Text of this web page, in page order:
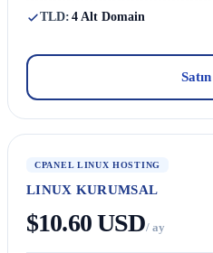
TLD: 4 Alt Domain
CPANEL LINUX HOSTING
LINUX KURUMSAL
$10.60 USD/ ay